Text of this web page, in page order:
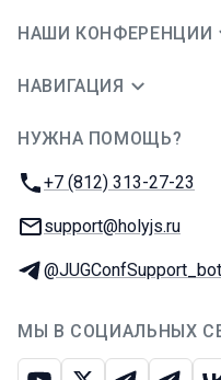
НАШИ КОНФЕРЕНЦИИ
НАВИГАЦИЯ
НУЖНА ПОМОЩЬ?
Телефон:
+7 (812) 313-27-23
E-mail:
support@holyjs.ru
Телеграм:
@JUGConfSupport_bot
МЫ В СОЦИАЛЬНЫХ